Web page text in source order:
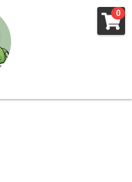
0
シー・プロフィ
×
ー ×
ー